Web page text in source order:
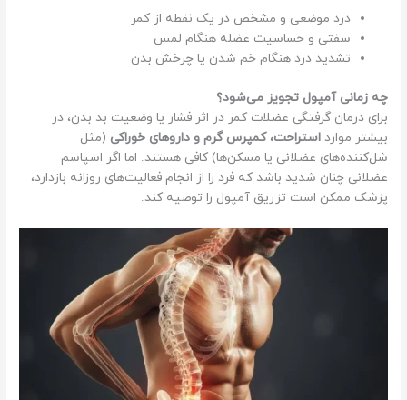
درد موضعی و مشخص در یک نقطه از کمر
سفتی و حساسیت عضله هنگام لمس
تشدید درد هنگام خم شدن یا چرخش بدن
چه زمانی آمپول تجویز می‌شود؟
برای درمان گرفتگی عضلات کمر در اثر فشار یا وضعیت بد بدن، در
بیشتر موارداستراحت، کمپرس گرم و داروهای خوراکی (مثل
شل‌کننده‌های عضلانی یا مسکن‌ها) کافی هستند. اما اگر اسپاسم
عضلانی چنان شدید باشد که فرد را از انجام فعالیت‌های روزانه بازدارد،
پزشک ممکن است تزریق آمپول را توصیه کند.